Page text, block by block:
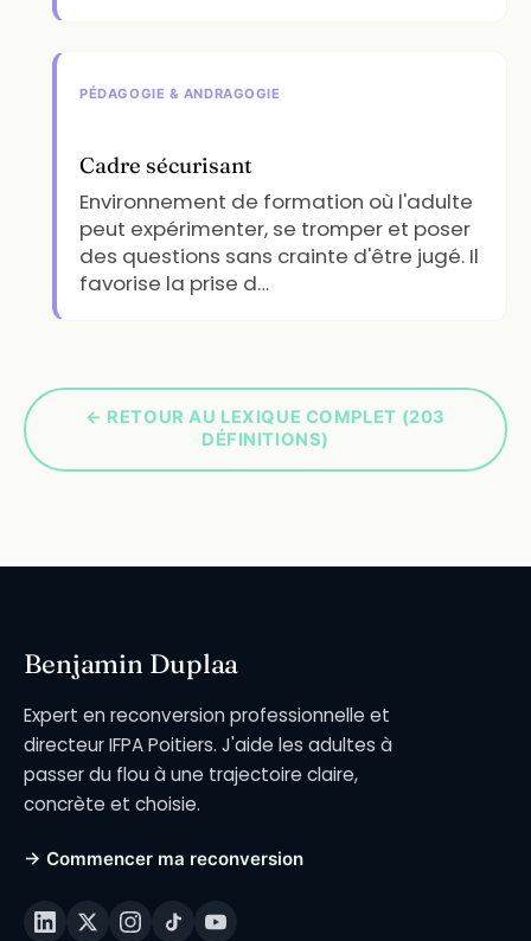
PÉDAGOGIE & ANDRAGOGIE
Cadre sécurisant
Environnement de formation où l'adulte
peut expérimenter, se tromper et poser
des questions sans crainte d'être jugé. Il
favorise la prise d…
← RETOUR AU LEXIQUE COMPLET (203
DÉFINITIONS)
Benjamin Duplaa
Expert en reconversion professionnelle et
directeur IFPA Poitiers. J'aide les adultes à
passer du flou à une trajectoire claire,
concrète et choisie.
→ Commencer ma reconversion